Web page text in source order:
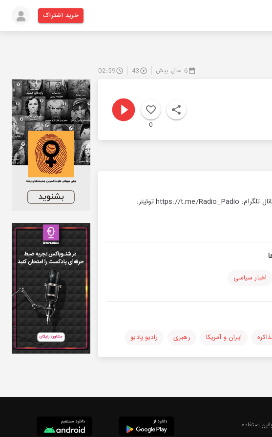
خرید اشتراک
6 سال پیش 43
02:59
0
هم‌اکنون گزارش خبری پادیو از بیانات مهم رهبر معظم انقلاب درباره مذاکره با آمریکایی‌ها کانال تلگرام: https://t.me/Radio_Padio توئیتر:
اخبار سیاسی
ایران و آمریکا رهبری رادیو پادیو
استفاده